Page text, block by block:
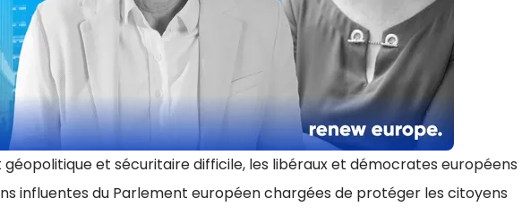
et sécuritaire difficile, les libéraux et démocrates européens
influentes du Parlement européen chargées de protéger les citoyens